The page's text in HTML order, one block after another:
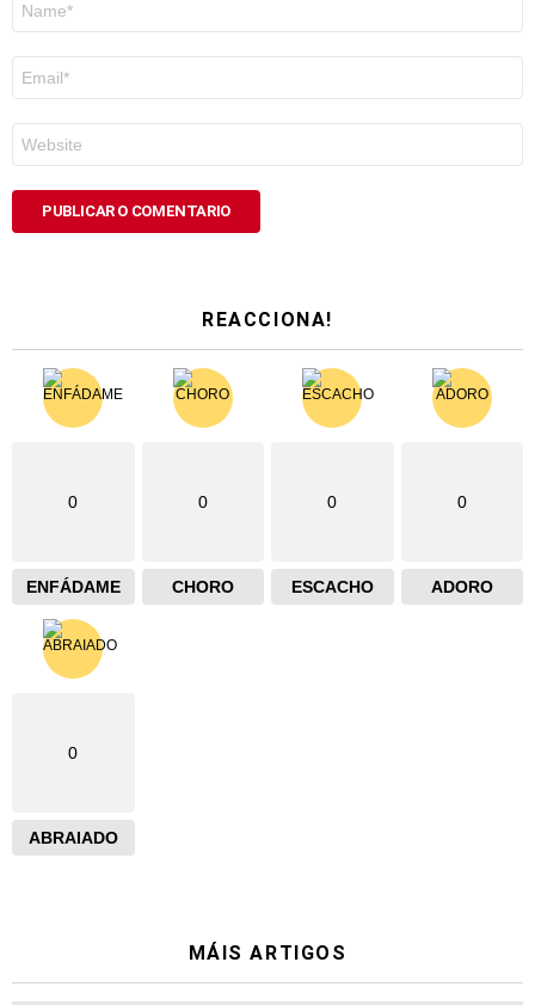
electrónico
*
REACCIONA!
0
ENFÁDAME
0
CHORO
0
ESCACHO
0
ADORO
0
ABRAIADO
MÁIS ARTIGOS